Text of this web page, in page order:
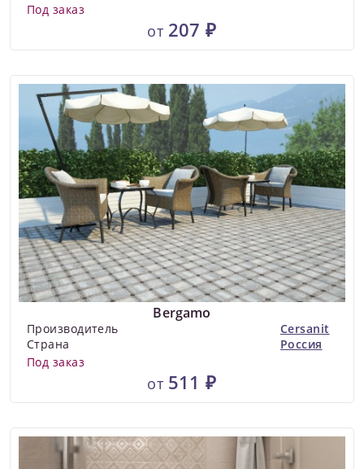
Под заказ
от 207 ₽
Bergamo
Производитель
Cersanit
Страна
Россия
Под заказ
от 511 ₽